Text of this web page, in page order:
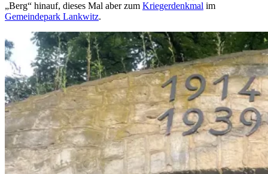
„Berg“ hinauf, dieses Mal aber zum Kriegerdenkmal im
Gemeindepark Lankwitz.